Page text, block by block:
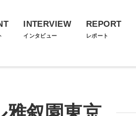
INTERVIEW
インタビュー
REPORT
レポート